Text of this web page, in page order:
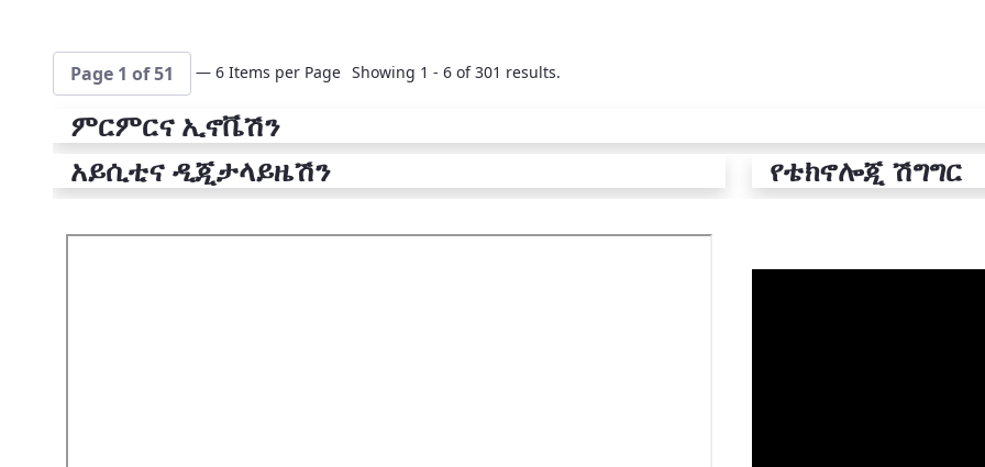
Page 1 of 51 — 6 Items per Page Showing 1 - 6 of 301 results.
ምርምርና ኢኖቬሽን
አይሲቲና ዲጂታላይዜሽን
የቴክኖሎጂ ሽግግር